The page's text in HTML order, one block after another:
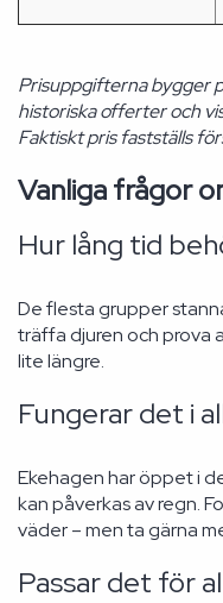
Prisuppgifterna bygger
historiska offerter och
Faktiskt pris fastställs
Vanliga frågor
Hur lång tid
De flesta grupper
träffa djuren och prova
lite längre.
Fungerar det i
Ekehagen har öppet i
kan påverkas av regn.
väder – men ta gärna
Passar det för